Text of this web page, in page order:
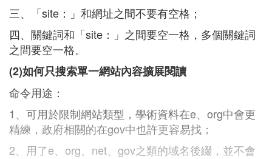
三、「site：」和網址之間不要有空格；
四、關鍵詞和「site：」之間要空一格，多個關鍵詞
之間要空一格。
(2)如何只搜索單一網站內容擴展閱讀
命令用途：
1、可用於限制網站類型，學術資料在e、org中會更
精練，政府相關的在gov中也許更容易找；
2、用了e、org、net、gov之類的域名後綴，並不會